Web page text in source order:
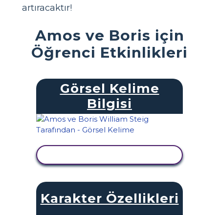
artıracaktır!
Amos ve Boris için
Öğrenci Etkinlikleri
Görsel Kelime
Bilgisi
Karakter Özellikleri